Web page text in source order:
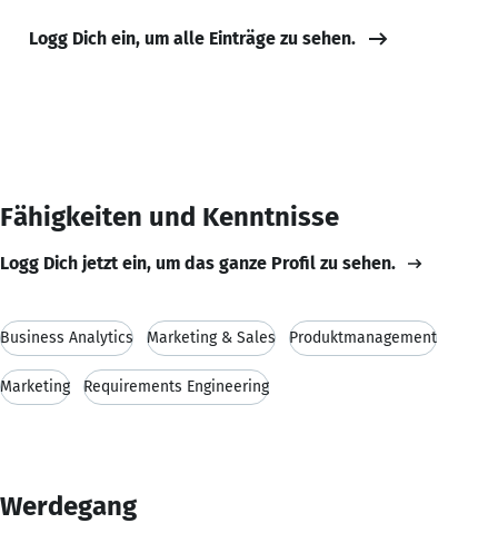
Logg Dich ein, um alle Einträge zu sehen.
Fähigkeiten und Kenntnisse
Logg Dich jetzt ein, um das ganze Profil zu sehen.
Business Analytics Marketing & Sales Produktmanagement
Marketing Requirements Engineering
Werdegang